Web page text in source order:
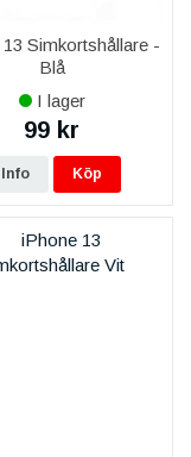
Simkortshållare -
Blå
I lager
99 kr
Info Köp